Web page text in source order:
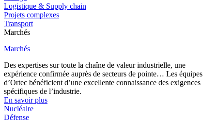
Logistique & Supply chain
Projets complexes
Transport
Marchés
Marchés
Des expertises sur toute la chaîne de valeur industrielle, une
expérience confirmée auprès de secteurs de pointe… Les équipes
d’Ortec bénéficient d’une excellente connaissance des exigences
spécifiques de l’industrie.
En savoir plus
Nucléaire
Défense